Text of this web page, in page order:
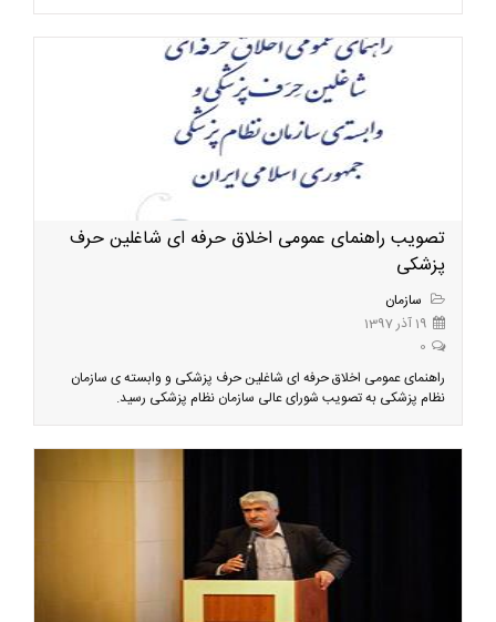
​تصویب راهنمای عمومی اخلاق حرفه ای شاغلین حرف
پزشکی
سازمان
19 آذر 1397
0
راهنمای عمومی اخلاق حرفه ای شاغلین حرف پزشکی و وابسته ی سازمان
نظام پزشکی به تصویب شورای عالی سازمان نظام پزشکی رسید.